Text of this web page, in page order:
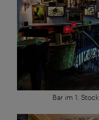
Bar im 1. Stock